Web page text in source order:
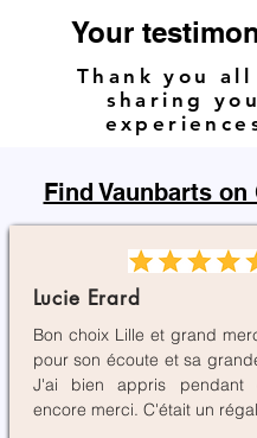
Your
Thank you
sharing
Find Vaunbarts on
Lucie Erard
Bon choix Lille et grand
pour son écoute et sa
J'ai bien appris pendant
encore merci. C'était un